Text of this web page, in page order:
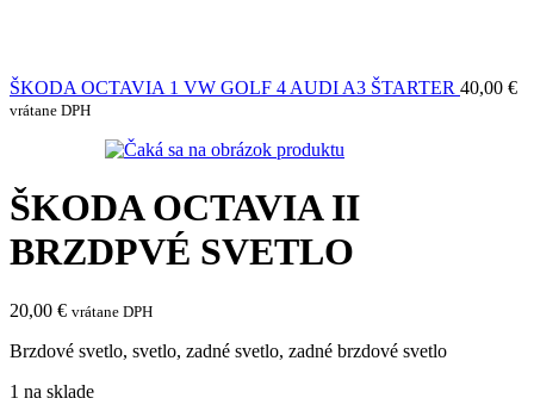
ŠKODA OCTAVIA 1 VW GOLF 4 AUDI A3 ŠTARTER 40,00 €
vrátane DPH
ŠKODA OCTAVIA II
BRZDPVÉ SVETLO
20,00 € vrátane DPH
Brzdové svetlo, svetlo, zadné svetlo, zadné brzdové svetlo
1 na sklade